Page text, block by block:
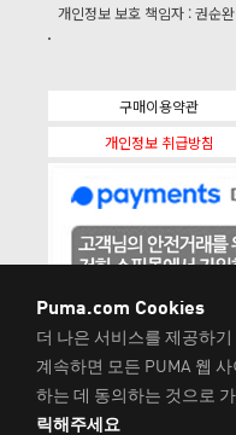
개인정보 보호 책임자 : 권순완
구매이용약관
개인정보 취급방침